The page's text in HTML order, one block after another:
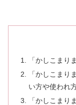
「かしこまり
「かしこまり
い方や使われ
「かしこまり